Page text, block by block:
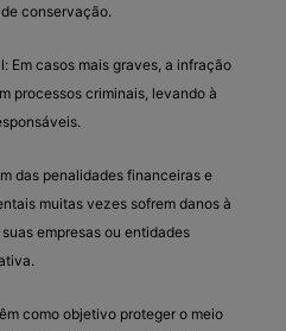
conservação.
Em casos mais graves, a infração
processos criminais, levando à
das penalidades financeiras e
muitas vezes sofrem danos à
empresas ou entidades
como objetivo proteger o meio